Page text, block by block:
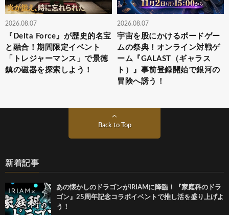
2026.08.07
『Delta Force』が歴史的名宝
と融合！期間限定イベント
「トレジャーマンス」で景徳
鎮の磁器を探索しよう！
2026.08.07
宇宙を股にかけるボードゲー
ムの祭典！オンライン対戦ゲ
ーム『GALAST（ギャラス
ト）』事前登録開始で銀河の
冒険へ誘う！
Back to Top
新着記事
あの懐かしのドラゴンがIRIAMに降臨！『家庭科のドラ
ゴン』25周年記念コラボイベントで推し活を盛り上げよ
う！